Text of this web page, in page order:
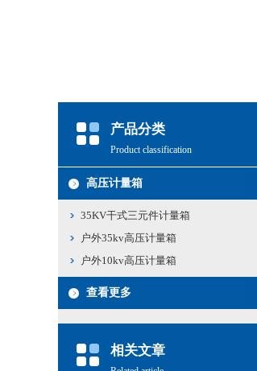
产品分类
Product classification
高压计量箱
35KV干式三元件计量箱
户外35kv高压计量箱
户外10kv高压计量箱
查看更多
相关文章